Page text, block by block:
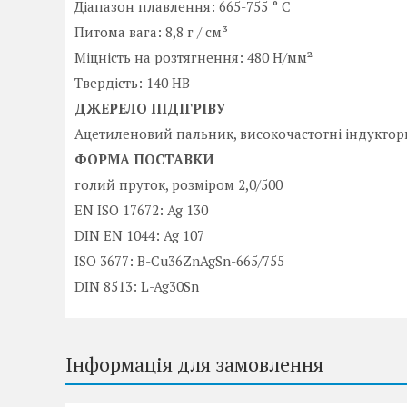
Діапазон плавлення: 665-755 ° C
Питома вага: 8,8 г / см³
Міцність на розтягнення: 480 Н/мм²
Твердість: 140 НВ
ДЖЕРЕЛО ПІДІГРІВУ
Ацетиленовий пальник, високочастотні
ФОРМА ПОСТАВКИ
голий пруток, розміром 2,0/500
EN ISO 17672: Ag 130
DIN EN 1044: Ag 107
ISO 3677: B-Cu36ZnAgSn-665/755
DIN 8513: L-Ag30Sn
Інформація для замовлення